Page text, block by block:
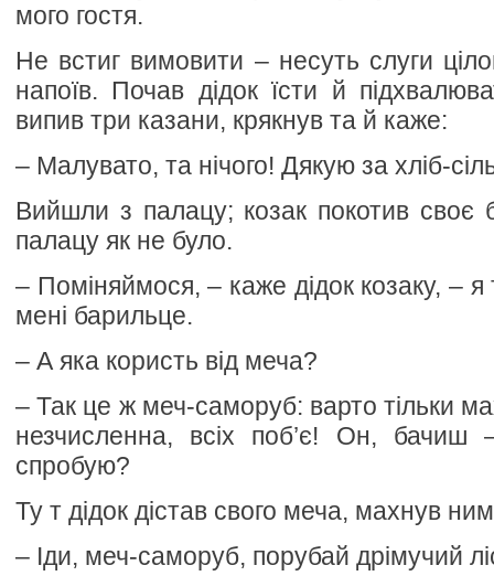
мого гостя.
Не встиг вимовити – несуть слуги
напоїв. Почав дідок їсти й
випив три казани, крякнув та й каже:
– Малувато, та нічого! Дякую за хліб-
Вийшли з палацу; козак покотив своє
палацу як не було.
– Поміняймося, – каже дідок козаку, – я
мені барильце.
– А яка користь від меча?
– Так це ж меч-саморуб: варто тільки
незчисленна, всіх поб’є! Он, бачиш
спробую?
Ту т дідок дістав свого меча, махнув
– Іди, меч-саморуб, порубай дрімучий